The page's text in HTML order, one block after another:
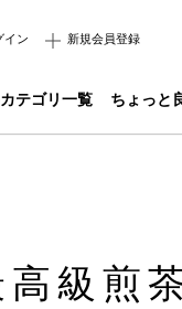
イン 新規会員登録
テゴリ一覧 ちょっと
高級煎